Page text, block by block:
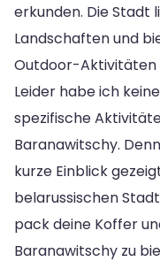
erkunden. Die Stadt
Landschaften und
Outdoor-Aktivitäten
Leider habe ich
spezifische
Baranawitschy.
kurze Einblick
belarussischen
pack deine Koffer
Baranawitschy zu